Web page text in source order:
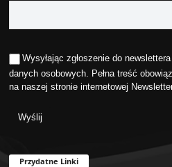
Wysyłając zgłoszenie do
danych osobowych. Pełna treść
na naszej stronie internetowej
Przydatne Linki